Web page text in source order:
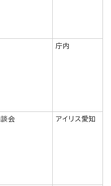
庁内
会 アイリス愛知